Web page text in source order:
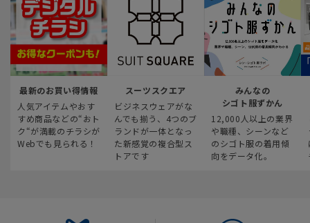
最新のお買い得情報
人気アイテムやおす
すめ商品などの“おト
ク“が満載のチラシが
Webでも見られる！
スーツスクエア
ビジネスウェアがな
んでも揃う、4つのブ
ランドが一体となっ
た新感覚の複合型ス
トアです
みんなの
シゴト服ずかん
12,000人以上の業界
や職種、シーンなど
のシゴト服の着用傾
向をデータ化。